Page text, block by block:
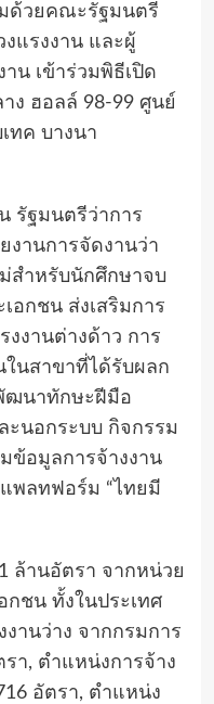
ด้วยคณะรัฐมนตรี
แรงงาน และผู้
น เข้าร่วมพิธีเปิด
ง ฮอลล์ 98-99 ศูนย์
ทค บางนา
รัฐมนตรีว่าการ
งานการจัดงานว่า
ม่สำหรับนักศึกษาจบ
อกชน ส่งเสริมการ
งงานต่างด้าว การ
ในสาขาที่ได้รับผลก
ฒนาทักษะฝีมือ
ะนอกระบบ กิจกรรม
ข้อมูลการจ้างงาน
พลทฟอร์ม “ไทยมี
ล้านอัตรา จากหน่วย
กชน ทั้งในประเทศ
านว่าง จากกรมการ
า, ตำแหน่งการจ้าง
อัตรา, ตำแหน่ง